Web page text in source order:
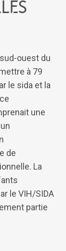
ouest du
à 79
le sida et la
une
de
La
le VIH/SIDA
partie